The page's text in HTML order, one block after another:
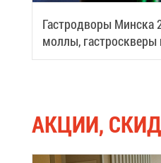
Га­стро­дво­ры Мин­ска
мол­лы,
дом
АК­ЦИИ,